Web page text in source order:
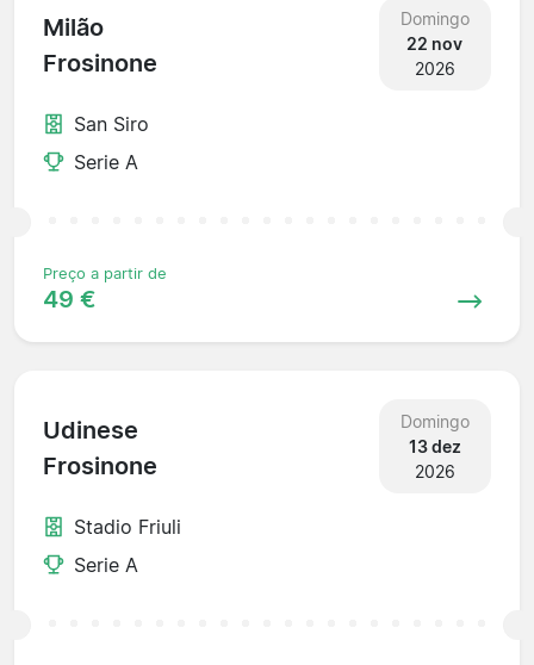
Milão
Frosinone
Domingo
22 nov
2026
San Siro
Serie A
Preço a partir de
49 €
Udinese
Frosinone
Domingo
13 dez
2026
Stadio Friuli
Serie A